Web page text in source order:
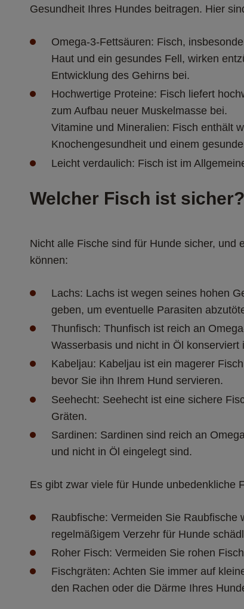
Gesundheit Ihres Hundes beitragen. Hier
Omega-3-Fettsäuren: Fisch,
Haut und ein gesundes Fell, wirken
Entwicklung des Gehirns bei.
Hochwertige Proteine: Fisch liefert
zum Aufbau neuer Muskelmasse bei.
Vitamine und Mineralien: Fisch enthält
Knochengesundheit und einem
Leicht verdaulich: Fisch ist im
Welcher Fisch ist sicher?
Nicht alle Fische sind für Hunde sicher, und
können:
Lachs: Lachs ist wegen seines hohen
geben, um eventuelle Parasiten
Thunfisch: Thunfisch ist reich an
Wasserbasis und nicht in Öl konserviert
Kabeljau: Kabeljau ist ein magerer
bevor Sie ihn Ihrem Hund servieren.
Seehecht: Seehecht ist eine sichere
Gräten.
Sardinen: Sardinen sind reich an
und nicht in Öl eingelegt sind.
Es gibt zwar viele für Hunde unbedenkliche
Raubfische: Vermeiden Sie
regelmäßigem Verzehr für Hunde
Roher Fisch: Vermeiden Sie rohen
Fischgräten: Achten Sie immer auf
den Rachen oder die Därme Ihres